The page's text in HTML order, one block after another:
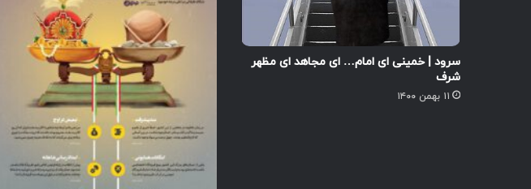
سرود | خمینی ای امام… ای مجاهد ای مظهر
شرف
۱۱ بهمن ۱۴۰۰